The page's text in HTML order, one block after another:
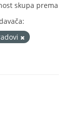
skupa prema